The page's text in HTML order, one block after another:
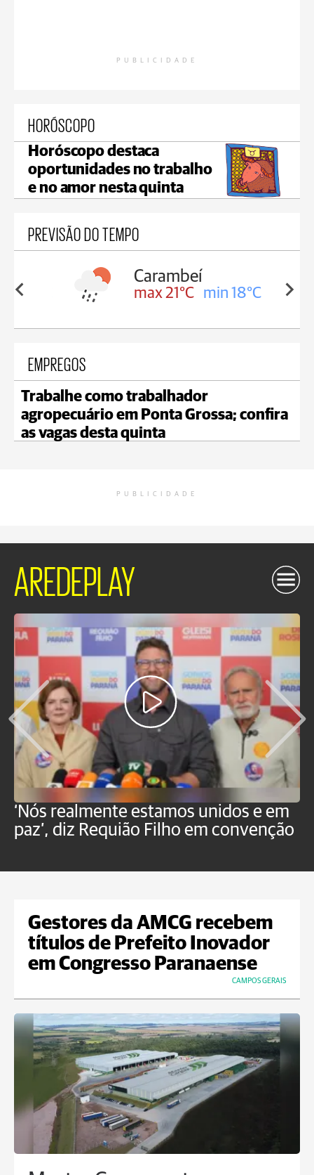
PUBLICIDADE
HORÓSCOPO
Horóscopo destaca
oportunidades no trabalho
e no amor nesta quinta
PREVISÃO DO TEMPO
18°C
Carambeí
max 21°C min 18°C
EMPREGOS
Trabalhe como trabalhador
agropecuário em Ponta Grossa; confira
as vagas desta quinta
PUBLICIDADE
AREDEPLAY
‘Nós realmente estamos unidos e em
paz’, diz Requião Filho em convenção
Gestores da AMCG recebem
títulos de Prefeito Inovador
em Congresso Paranaense
CAMPOS GERAIS